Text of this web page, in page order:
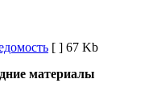
[ ] 67 Kb
материалы